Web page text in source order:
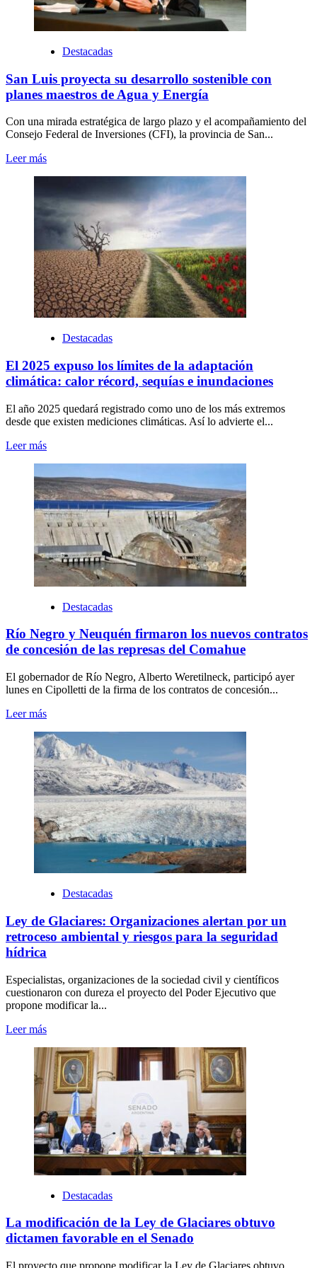
Destacadas
San Luis proyecta su desarrollo sostenible con
planes maestros de Agua y Energía
Con una mirada estratégica de largo plazo y el acompañamiento del
Consejo Federal de Inversiones (CFI), la provincia de San...
Leer más
Destacadas
El 2025 expuso los límites de la adaptación
climática: calor récord, sequías e inundaciones
El año 2025 quedará registrado como uno de los más extremos
desde que existen mediciones climáticas. Así lo advierte el...
Leer más
Destacadas
Río Negro y Neuquén firmaron los nuevos contratos
de concesión de las represas del Comahue
El gobernador de Río Negro, Alberto Weretilneck, participó ayer
lunes en Cipolletti de la firma de los contratos de concesión...
Leer más
Destacadas
Ley de Glaciares: Organizaciones alertan por un
retroceso ambiental y riesgos para la seguridad
hídrica
Especialistas, organizaciones de la sociedad civil y científicos
cuestionaron con dureza el proyecto del Poder Ejecutivo que
propone modificar la...
Leer más
Destacadas
La modificación de la Ley de Glaciares obtuvo
dictamen favorable en el Senado
El proyecto que propone modificar la Ley de Glaciares obtuvo